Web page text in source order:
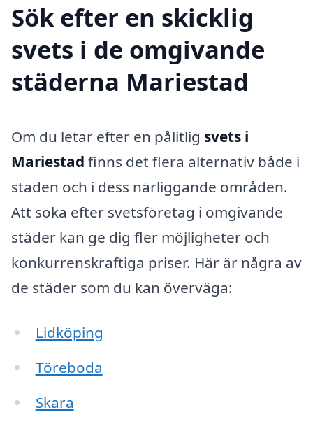
Sök efter en skicklig
svets i de omgivande
städerna Mariestad
Om du letar efter en pålitlig svets i
Mariestad finns det flera alternativ både i
staden och i dess närliggande områden.
Att söka efter svetsföretag i omgivande
städer kan ge dig fler möjligheter och
konkurrenskraftiga priser. Här är några av
de städer som du kan överväga:
Lidköping
Töreboda
Skara